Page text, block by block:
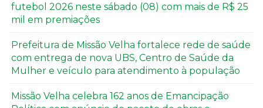
futebol 2026 neste sábado (08) com mais de R$ 25
mil em premiações
Prefeitura de Missão Velha fortalece rede de saúde
com entrega de nova UBS, Centro de Saúde da
Mulher e veículo para atendimento à população
Missão Velha celebra 162 anos de Emancipação